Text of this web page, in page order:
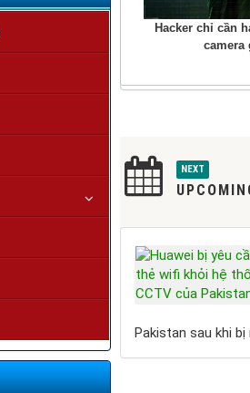
Hacker chỉ cần
camera
NEXT
Pakistan sau khi